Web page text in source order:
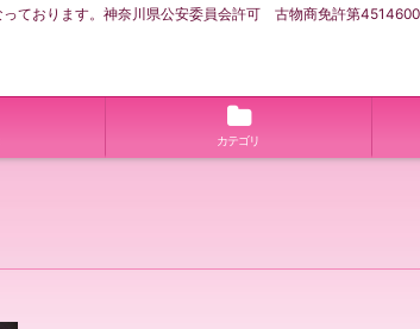
ております。神奈川県公安委員会許可 古物商免許第
カテゴリ